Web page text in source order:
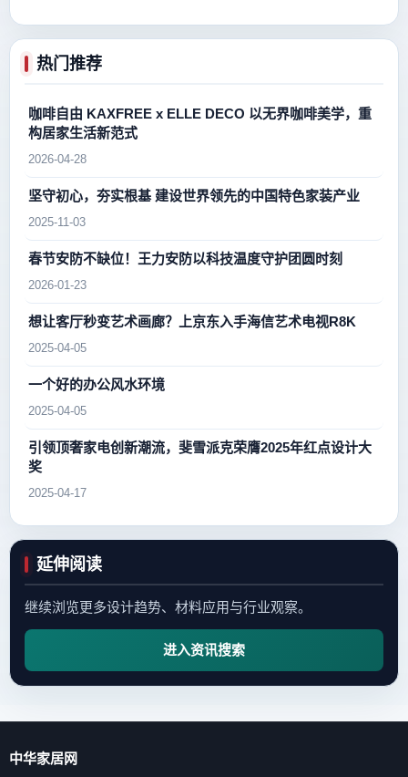
热门推荐
咖啡自由 KAXFREE x ELLE DECO 以无界咖啡美学，重
构居家生活新范式
2026-04-28
坚守初心，夯实根基 建设世界领先的中国特色家装产业
2025-11-03
春节安防不缺位！王力安防以科技温度守护团圆时刻
2026-01-23
想让客厅秒变艺术画廊？上京东入手海信艺术电视R8K
2025-04-05
一个好的办公风水环境
2025-04-05
引领顶奢家电创新潮流，斐雪派克荣膺2025年红点设计大
奖
2025-04-17
延伸阅读
继续浏览更多设计趋势、材料应用与行业观察。
进入资讯搜索
中华家居网